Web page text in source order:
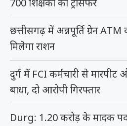
700 शिक्षकों का ट्रांसफर
छत्तीसगढ़ में अन्नपूर्ति ग्रेन
मिलेगा राशन
दुर्ग में FCI कर्मचारी से
बाधा, दो आरोपी गिरफ्तार
Durg: 1.20 करोड़ के मादक